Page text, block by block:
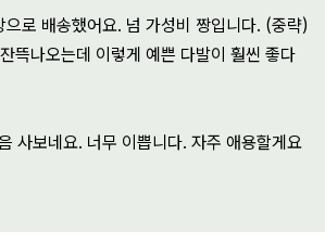
으로 배송했어요. 넘 가성비 짱입니다. (중략)
뜩나오는데 이렇게 예쁜 다발이 훨씬 좋다
사보네요. 너무 이쁩니다. 자주 애용할게요